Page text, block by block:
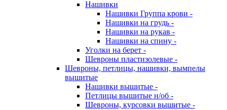
Нашивки
Нашивки Группа крови -
Нашивки на грудь -
Нашивки на рукав -
Нашивки на спину -
Уголки на берет -
Шевроны пластизолевые -
Шевроны, петлицы, нашивки, вымпелы
вышитые
Нашивки вышитые -
Петлицы вышитые н/об -
Шевроны, курсовки вышитые -